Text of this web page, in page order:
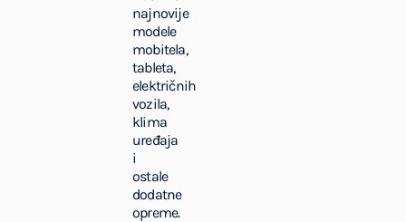
najnovije
modele
mobitela,
tableta,
električnih
vozila,
klima
uređaja
i
ostale
dodatne
opreme.